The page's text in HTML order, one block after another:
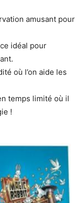
amusant pour
idéal pour
où l’on aide les
temps limité où il
!